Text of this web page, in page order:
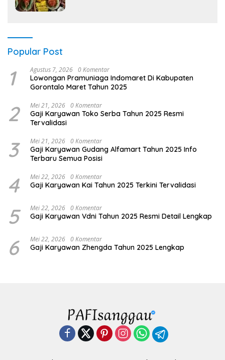
Popular Post
1 Agustus 7, 2026 0 Komentar
Lowongan Pramuniaga Indomaret Di Kabupaten
Gorontalo Maret Tahun 2025
2 Mei 21, 2026 0 Komentar
Gaji Karyawan Toko Serba Tahun 2025 Resmi
Tervalidasi
3 Mei 21, 2026 0 Komentar
Gaji Karyawan Gudang Alfamart Tahun 2025 Info
Terbaru Semua Posisi
4 Mei 22, 2026 0 Komentar
Gaji Karyawan Kai Tahun 2025 Terkini Tervalidasi
5 Mei 22, 2026 0 Komentar
Gaji Karyawan Vdni Tahun 2025 Resmi Detail Lengkap
6 Mei 22, 2026 0 Komentar
Gaji Karyawan Zhengda Tahun 2025 Lengkap